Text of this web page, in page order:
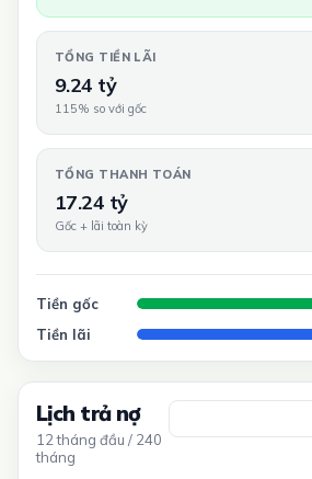
TỔNG TIỀN LÃI
9.24 tỷ
115% so với gốc
TỔNG THANH TOÁN
17.24 tỷ
Gốc + lãi toàn kỳ
Tiền gốc
Tiền lãi
Lịch trả nợ
12 tháng đầu / 240
tháng